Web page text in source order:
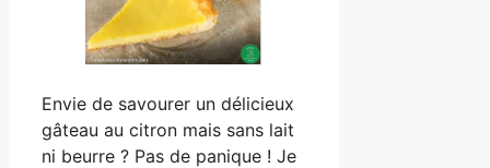
Envie de savourer un délicieux
gâteau au citron mais sans lait
ni beurre ? Pas de panique ! Je